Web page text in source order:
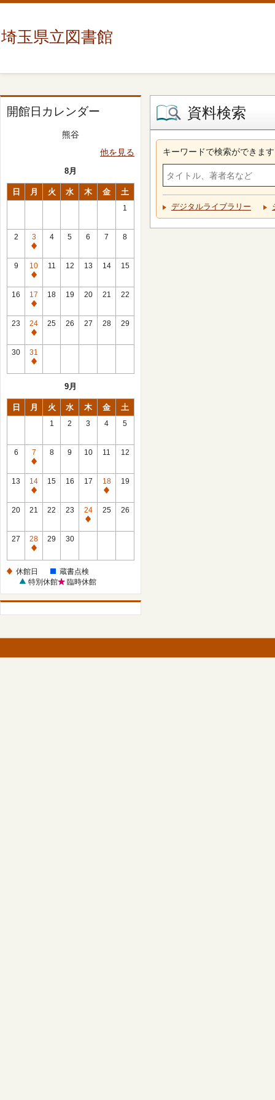
埼玉県立図書館
開館日カレンダー
熊谷
他を見る
8月
日 月 火 水 木 金 土
1
2
3
休
館
日
4 5 6 7 8
9
10
休
館
日
11 12 13 14 15
16
17
休
館
日
18 19 20 21 22
23
24
休
館
日
25 26 27 28 29
30
31
休
9月
日 月 火 水 木 金 土
1 2 3 4 5
6
7
休
館
日
8 9 10 11 12
13
14
休
館
15 16 17
18
休
館
19
20 21 22 23
24
休
25 26
27
28
休
日
29 30
休館日
蔵書点検
特別休館
臨時休館
資料検索
キーワードで検索ができます
デジタルライブラリー